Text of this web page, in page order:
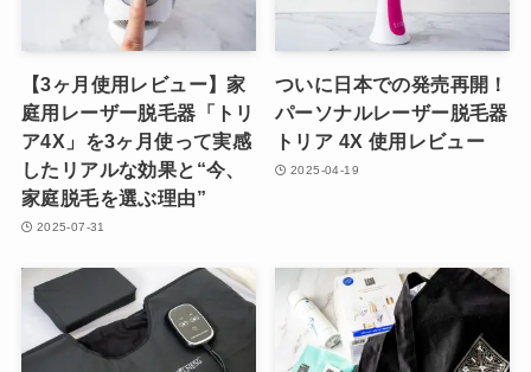
【3ヶ月使用レビュー】家
庭用レーザー脱毛器「トリ
ア4X」を3ヶ月使って実感
したリアルな効果と“今、
家庭脱毛を選ぶ理由”
2025-07-31
ついに日本での発売再開！
パーソナルレーザー脱毛器
トリア 4X 使用レビュー
2025-04-19